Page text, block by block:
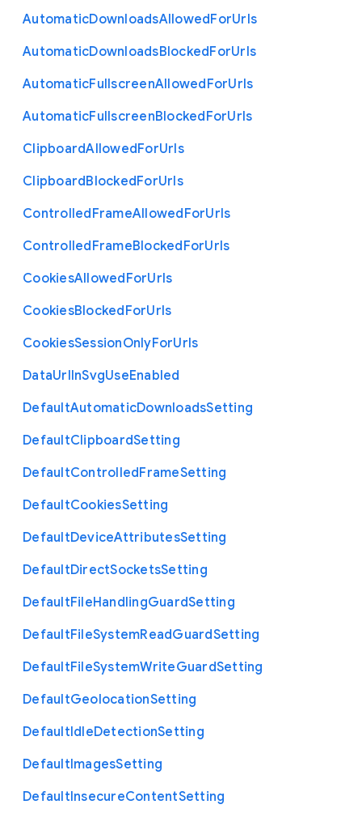
AutomaticDownloadsAllowedForUrls
AutomaticDownloadsBlockedForUrls
AutomaticFullscreenAllowedForUrls
AutomaticFullscreenBlockedForUrls
ClipboardAllowedForUrls
ClipboardBlockedForUrls
ControlledFrameAllowedForUrls
ControlledFrameBlockedForUrls
CookiesAllowedForUrls
CookiesBlockedForUrls
CookiesSessionOnlyForUrls
DataUrlInSvgUseEnabled
DefaultAutomaticDownloadsSetting
DefaultClipboardSetting
DefaultControlledFrameSetting
DefaultCookiesSetting
DefaultDeviceAttributesSetting
DefaultDirectSocketsSetting
DefaultFileHandlingGuardSetting
DefaultFileSystemReadGuardSetting
DefaultFileSystemWriteGuardSetting
DefaultGeolocationSetting
DefaultIdleDetectionSetting
DefaultImagesSetting
DefaultInsecureContentSetting